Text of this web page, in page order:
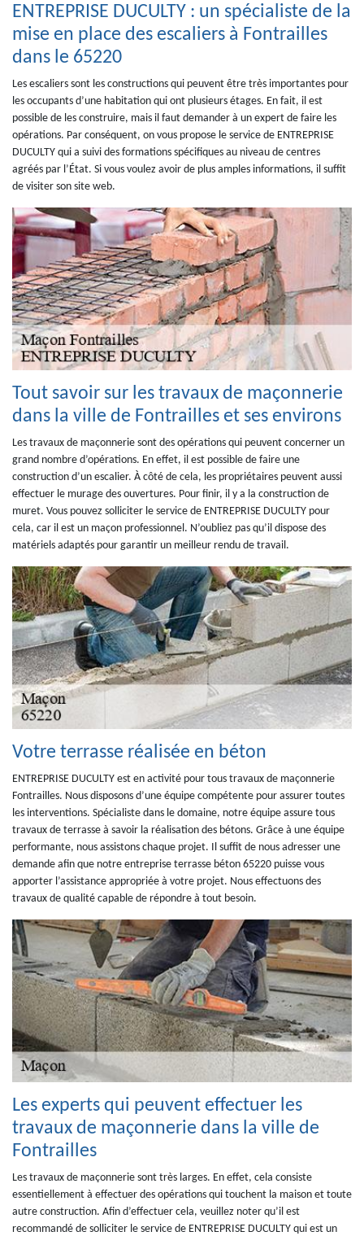
ENTREPRISE DUCULTY : un spécialiste de la
mise en place des escaliers à Fontrailles
dans le 65220
Les escaliers sont les constructions qui peuvent être très importantes pour
les occupants d’une habitation qui ont plusieurs étages. En fait, il est
possible de les construire, mais il faut demander à un expert de faire les
opérations. Par conséquent, on vous propose le service de ENTREPRISE
DUCULTY qui a suivi des formations spécifiques au niveau de centres
agréés par l’État. Si vous voulez avoir de plus amples informations, il suffit
de visiter son site web.
Tout savoir sur les travaux de maçonnerie
dans la ville de Fontrailles et ses environs
Les travaux de maçonnerie sont des opérations qui peuvent concerner un
grand nombre d’opérations. En effet, il est possible de faire une
construction d’un escalier. À côté de cela, les propriétaires peuvent aussi
effectuer le murage des ouvertures. Pour finir, il y a la construction de
muret. Vous pouvez solliciter le service de ENTREPRISE DUCULTY pour
cela, car il est un maçon professionnel. N’oubliez pas qu’il dispose des
matériels adaptés pour garantir un meilleur rendu de travail.
Votre terrasse réalisée en béton
ENTREPRISE DUCULTY est en activité pour tous travaux de maçonnerie
Fontrailles. Nous disposons d’une équipe compétente pour assurer toutes
les interventions. Spécialiste dans le domaine, notre équipe assure tous
travaux de terrasse à savoir la réalisation des bétons. Grâce à une équipe
performante, nous assistons chaque projet. Il suffit de nous adresser une
demande afin que notre entreprise terrasse béton 65220 puisse vous
apporter l’assistance appropriée à votre projet. Nous effectuons des
travaux de qualité capable de répondre à tout besoin.
Les experts qui peuvent effectuer les
travaux de maçonnerie dans la ville de
Fontrailles
Les travaux de maçonnerie sont très larges. En effet, cela consiste
essentiellement à effectuer des opérations qui touchent la maison et toute
autre construction. Afin d’effectuer cela, veuillez noter qu’il est
recommandé de solliciter le service de ENTREPRISE DUCULTY qui est un